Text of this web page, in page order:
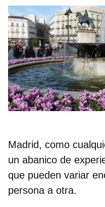
Madrid, como
un abanico de
que pueden variar
persona a otra.